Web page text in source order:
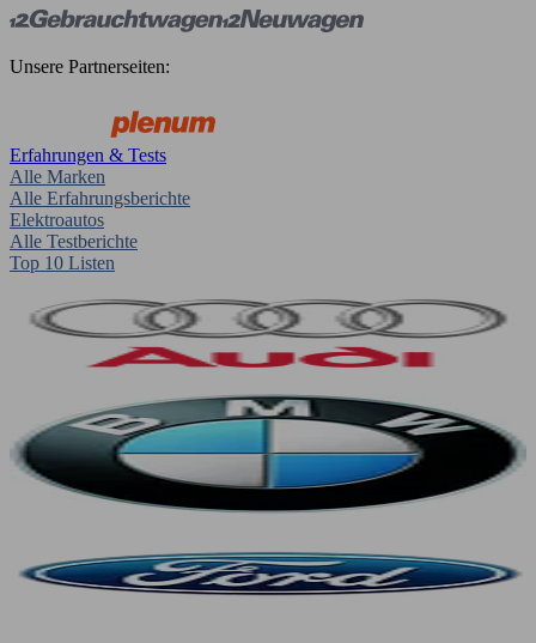
Unsere Partnerseiten:
Erfahrungen & Tests
Alle Marken
Alle Erfahrungsberichte
Elektroautos
Alle Testberichte
Top 10 Listen